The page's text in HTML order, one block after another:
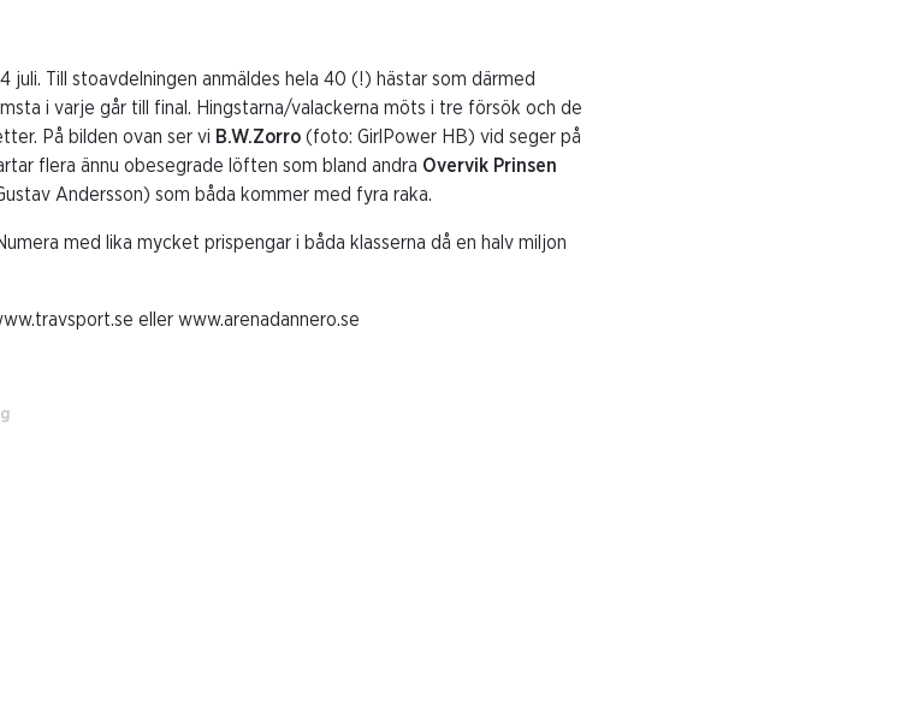
juli. Till stoavdelningen anmäldes hela 40 (!) hästar som därmed
i varje går till final. Hingstarna/valackerna möts i tre försök och de
På bilden ovan ser vi B.W.Zorro (foto: GirlPower HB) vid seger på
flera ännu obesegrade löften som bland andra Overvik Prinsen
Andersson) som båda kommer med fyra raka.
med lika mycket prispengar i båda klasserna då en halv miljon
eller www.arenadannero.se